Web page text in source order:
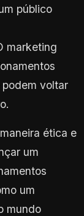
público
marketing
voltar
ética e
um
um
mundo